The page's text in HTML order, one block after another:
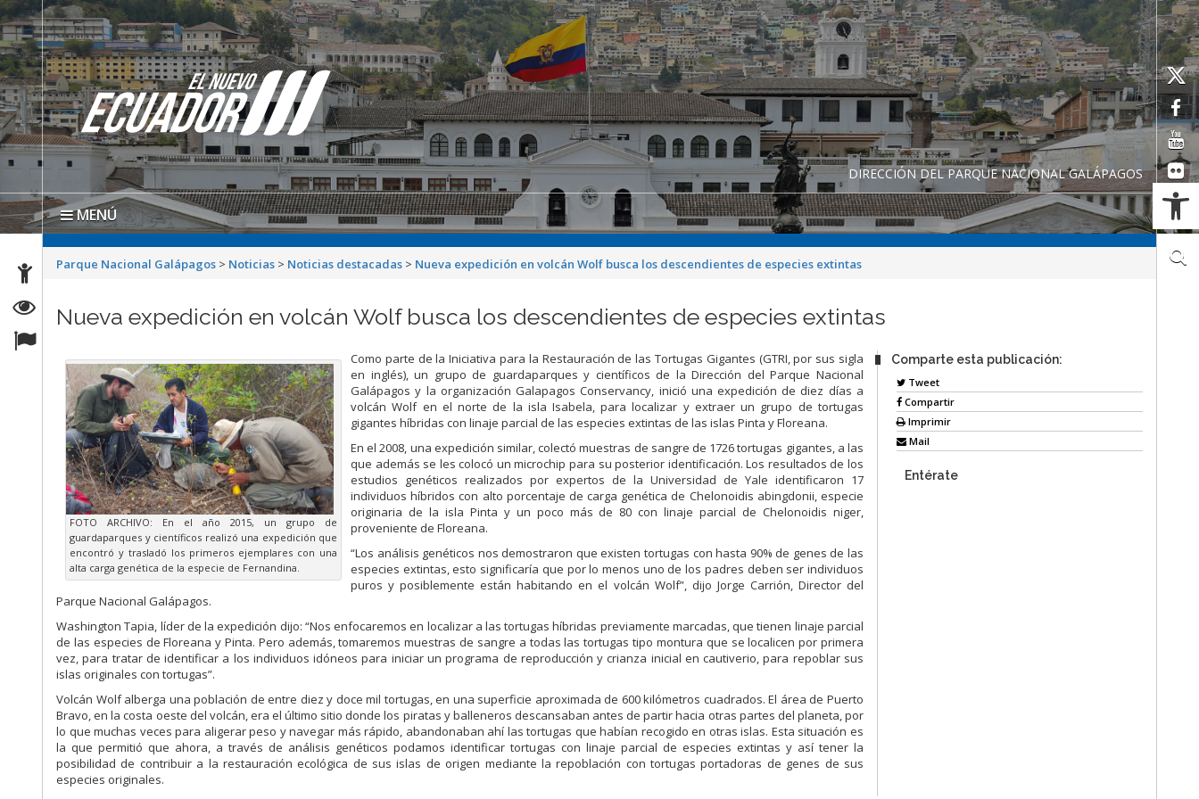
DIRECCIÓN DEL PARQUE NACIONAL GALÁPAGOS
MENÚ
Parque Nacional Galápagos > Noticias > Noticias destacadas > Nueva expedición en volcán Wolf busca los descendientes de especies extintas
Nueva expedición en volcán Wolf busca los descendientes de especies extintas
FOTO ARCHIVO: En el año 2015, un grupo de
guardaparques y científicos realizó una expedición que
encontró y trasladó los primeros ejemplares con una
alta carga genética de la especie de Fernandina.
Como parte de la Iniciativa para la Restauración de las Tortugas Gigantes (GTRI, por sus sigla
en inglés), un grupo de guardaparques y científicos de la Dirección del Parque Nacional
Galápagos y la organización Galapagos Conservancy, inició una expedición de diez días a
volcán Wolf en el norte de la isla Isabela, para localizar y extraer un grupo de tortugas
gigantes híbridas con linaje parcial de las especies extintas de las islas Pinta y Floreana.
En el 2008, una expedición similar, colectó muestras de sangre de 1726 tortugas gigantes, a las
que además se les colocó un microchip para su posterior identificación. Los resultados de los
estudios genéticos realizados por expertos de la Universidad de Yale identificaron 17
individuos híbridos con alto porcentaje de carga genética de Chelonoidis abingdonii, especie
originaria de la isla Pinta y un poco más de 80 con linaje parcial de Chelonoidis niger,
proveniente de Floreana.
“Los análisis genéticos nos demostraron que existen tortugas con hasta 90% de genes de las
especies extintas, esto significaría que por lo menos uno de los padres deben ser individuos
puros y posiblemente están habitando en el volcán Wolf”, dijo Jorge Carrión, Director del
Parque Nacional Galápagos.
Washington Tapia, líder de la expedición dijo: “Nos enfocaremos en localizar a las tortugas híbridas previamente marcadas, que tienen linaje parcial
de las especies de Floreana y Pinta. Pero además, tomaremos muestras de sangre a todas las tortugas tipo montura que se localicen por primera
vez, para tratar de identificar a los individuos idóneos para iniciar un programa de reproducción y crianza inicial en cautiverio, para repoblar sus
islas originales con tortugas”.
Volcán Wolf alberga una población de entre diez y doce mil tortugas, en una superficie aproximada de 600 kilómetros cuadrados. El área de Puerto
Bravo, en la costa oeste del volcán, era el último sitio donde los piratas y balleneros descansaban antes de partir hacia otras partes del planeta, por
lo que muchas veces para aligerar peso y navegar más rápido, abandonaban ahí las tortugas que habían recogido en otras islas. Esta situación es
la que permitió que ahora, a través de análisis genéticos podamos identificar tortugas con linaje parcial de especies extintas y así tener la
posibilidad de contribuir a la restauración ecológica de sus islas de origen mediante la repoblación con tortugas portadoras de genes de sus
especies originales.
Comparte esta publicación:
Tweet
Compartir
Imprimir
Mail
Entérate